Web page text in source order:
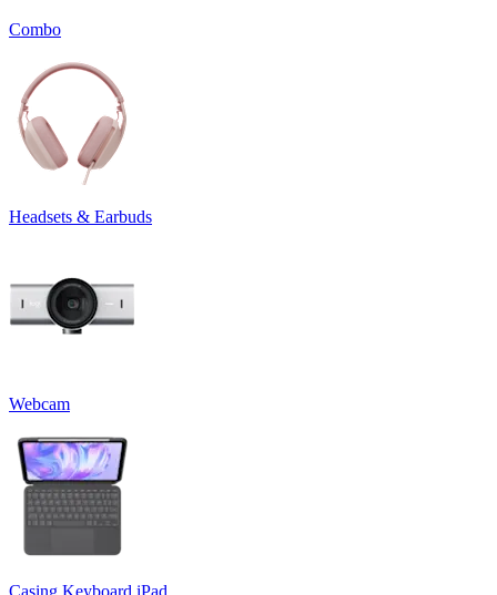
Combo
Headsets & Earbuds
Webcam
Casing Keyboard iPad